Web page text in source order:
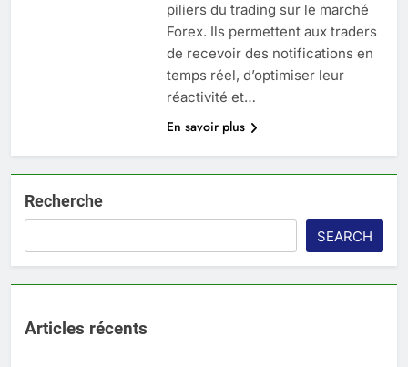
piliers du trading sur le marché
Forex. Ils permettent aux traders
de recevoir des notifications en
temps réel, d’optimiser leur
réactivité et…
En savoir plus
Recherche
SEARCH
Articles récents